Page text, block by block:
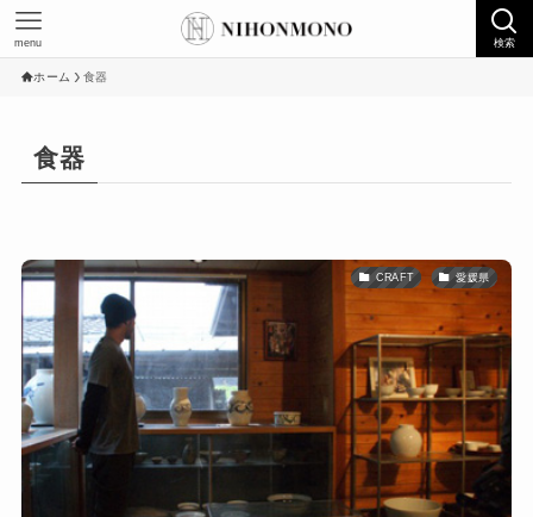
検索
menu
ホーム 食器
食器
CRAFT 愛媛県